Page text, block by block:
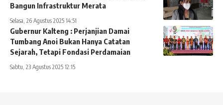
Bangun Infrastruktur Merata
Selasa, 26 Agustus 2025 14:51
Gubernur Kalteng : Perjanjian Damai
Tumbang Anoi Bukan Hanya Catatan
Sejarah, Tetapi Fondasi Perdamaian
Sabtu, 23 Agustus 2025 12:15